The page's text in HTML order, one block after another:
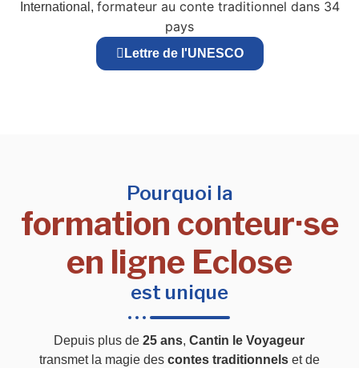
International, formateur au conte traditionnel dans 34
pays
Lettre de l'UNESCO
Pourquoi la
formation conteur·se
en ligne Eclose
est unique
Depuis plus de25 ans,Cantin le Voyageur
transmet la magie des contes traditionnelset de